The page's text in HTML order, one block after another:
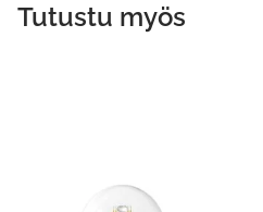
Tutustu myös